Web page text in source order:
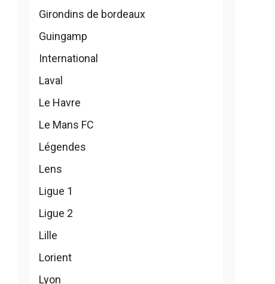
Girondins de bordeaux
Guingamp
International
Laval
Le Havre
Le Mans FC
Légendes
Lens
Ligue 1
Ligue 2
Lille
Lorient
Lyon